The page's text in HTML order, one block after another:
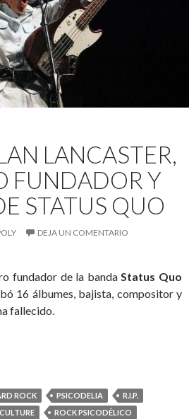
LANCASTER,
FUNDADOR Y
STATUS QUO
DEJA UN COMENTARIO
fundador de la bandaStatus Quo
16 álbumes, bajista, compositor y
fallecido.
Lancaster, miembro fundador y
ROCK PSICODELIA
R.I.P.
ROCK PSICODÉLICO